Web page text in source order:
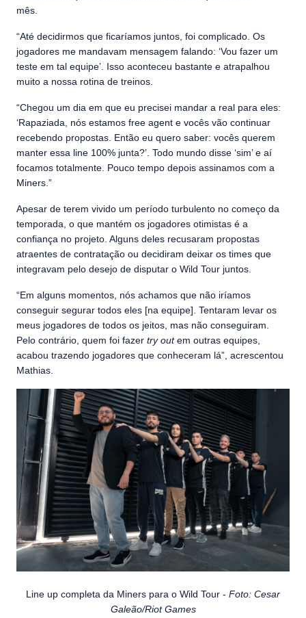
mês.
“Até decidirmos que ficaríamos juntos, foi complicado. Os
jogadores me mandavam mensagem falando: ‘Vou fazer um
teste em tal equipe’. Isso aconteceu bastante e atrapalhou
muito a nossa rotina de treinos.
“Chegou um dia em que eu precisei mandar a real para eles:
‘Rapaziada, nós estamos free agent e vocês vão continuar
recebendo propostas. Então eu quero saber: vocês querem
manter essa line 100% junta?’. Todo mundo disse ‘sim’ e aí
focamos totalmente. Pouco tempo depois assinamos com a
Miners.”
Apesar de terem vivido um período turbulento no começo da
temporada, o que mantém os jogadores otimistas é a
confiança no projeto. Alguns deles recusaram propostas
atraentes de contratação ou decidiram deixar os times que
integravam pelo desejo de disputar o Wild Tour juntos.
“Em alguns momentos, nós achamos que não iríamos
conseguir segurar todos eles [na equipe]. Tentaram levar os
meus jogadores de todos os jeitos, mas não conseguiram.
Pelo contrário, quem foi fazer try outem outras equipes,
acabou trazendo jogadores que conheceram lá”, acrescentou
Mathias.
Line up completa da Miners para o Wild Tour - Foto: Cesar
Galeão/Riot Games